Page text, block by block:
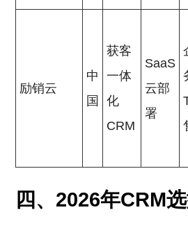
励销云
中
国
获客
一体
化
CRM
SaaS
云部
署
四、2026年CRM